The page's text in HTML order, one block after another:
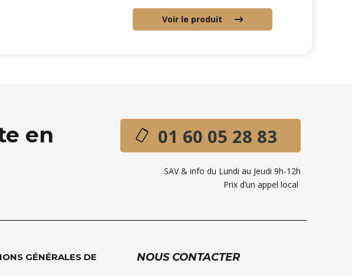
Voir le produit
en
01 60 05 28 83
SAV & info du Lundi au Jeudi 9h-12h
Prix d’un appel local
GÉNÉRALES DE
NOUS CONTACTER